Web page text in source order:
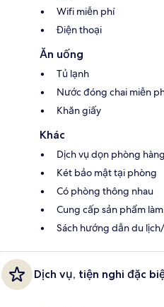
Wifi miễn phí
Điện thoại
Ăn uống
Tủ lạnh
Nước đóng chai miễn
Khăn giấy
Khác
Dịch vụ dọn phòng
Két bảo mật tại phòng
Có phòng thông nhau
Cung cấp sản phẩm
Sách hướng dẫn du
Dịch vụ, tiện nghi đặc